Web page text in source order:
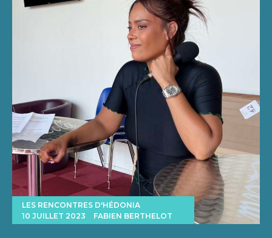
LES RENCONTRES D'HÉDONIA
10 JUILLET 2023
FABIEN BERTHELOT